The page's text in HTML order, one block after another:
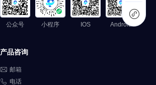
公众号 小程序 IOS Android
产品咨询
 邮箱
 电话
